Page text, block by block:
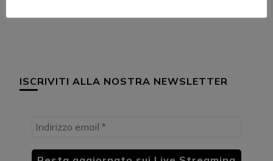
ISCRIVITI ALLA NOSTRA NEWSLETTER